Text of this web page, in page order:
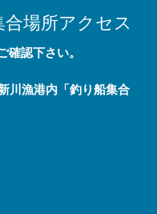
場所アクセス
確認下さい。
川漁港内「釣り船集合